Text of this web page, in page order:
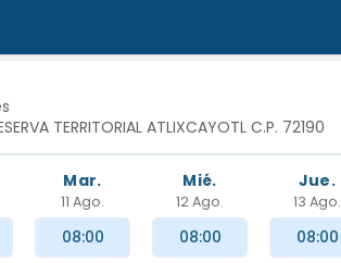
TERRITORIAL ATLIXCAYOTL C.P. 72190
Mar.
11 Ago.
Mié.
12 Ago.
Jue.
13 Ago.
08:00 08:00 08:00